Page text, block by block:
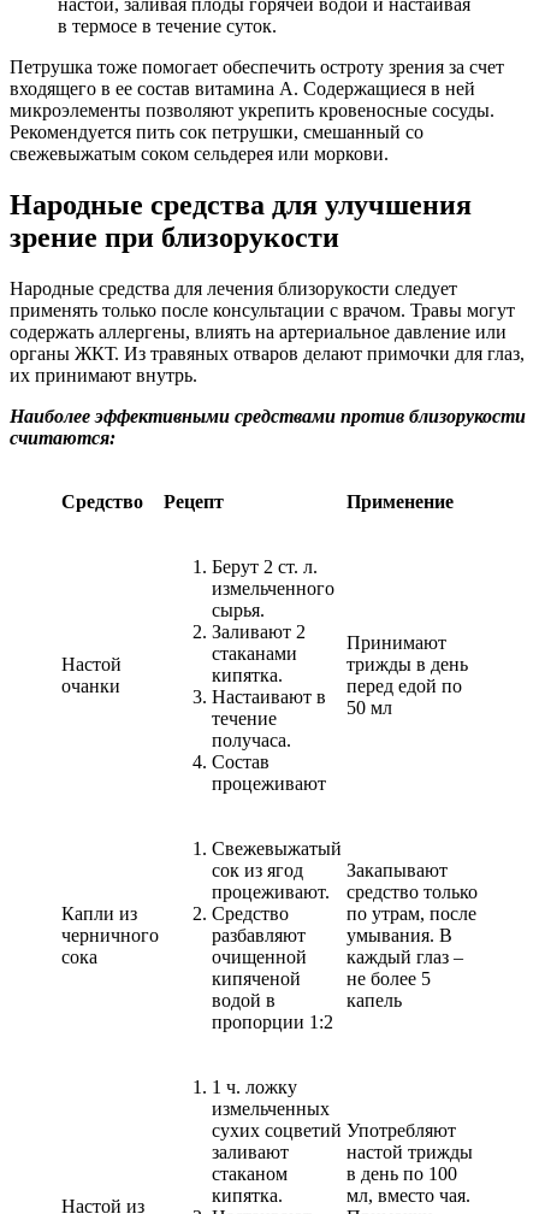
настой, заливая плоды горячей водой и настаивая
в термосе в течение суток.
Петрушка тоже помогает обеспечить остроту зрения за счет
входящего в ее состав витамина А. Содержащиеся в ней
микроэлементы позволяют укрепить кровеносные сосуды.
Рекомендуется пить сок петрушки, смешанный со
свежевыжатым соком сельдерея или моркови.
Народные средства для улучшения
зрение при близорукости
Народные средства для лечения близорукости следует
применять только после консультации с врачом. Травы могут
содержать аллергены, влиять на артериальное давление или
органы ЖКТ. Из травяных отваров делают примочки для глаз,
их принимают внутрь.
Наиболее эффективными средствами против близорукости
считаются:
Средство Рецепт Применение
Настой
очанки
Берут 2 ст. л.
измельченного
сырья.
Заливают 2
стаканами
кипятка.
Настаивают в
течение
получаса.
Состав
процеживают
Принимают
трижды в день
перед едой по
50 мл
Капли из
черничного
сока
Свежевыжатый
сок из ягод
процеживают.
Средство
разбавляют
очищенной
кипяченой
водой в
пропорции 1:2
Закапывают
средство только
по утрам, после
умывания. В
каждый глаз –
не более 5
капель
Настой из
1 ч. ложку
измельченных
сухих соцветий
заливают
стаканом
кипятка.
Употребляют
настой трижды
в день по 100
мл, вместо чая.